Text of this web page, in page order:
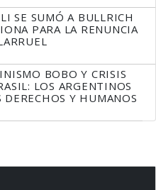
SE SUMÓ A BULLRICH
PARA LA RENUNCIA
BOBO Y CRISIS
LOS ARGENTINOS
DERECHOS Y HUMANOS